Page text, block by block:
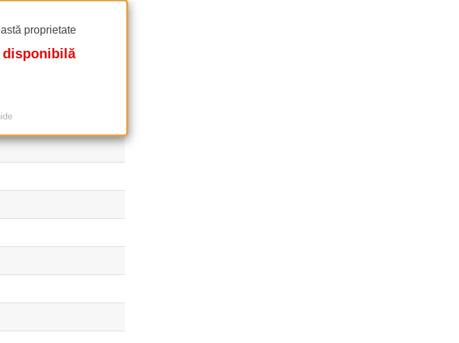
proprietate
disponibilă